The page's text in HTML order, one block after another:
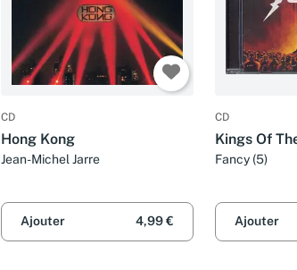
CD
Hong Kong
Jean-Michel Jarre
Ajouter 4,99 €
CD
Kings Of
Fancy (5)
Ajouter